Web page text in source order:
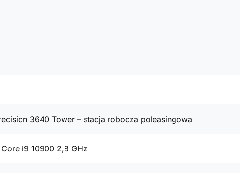
3640 Tower – stacja robocza poleasingowa
Core i9 10900 2,8 GHz